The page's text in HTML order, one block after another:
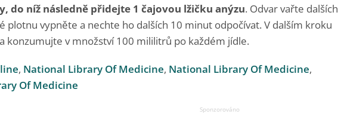
do níž následně přidejte 1 čajovou lžičku anýzu. Odvar vařte dalších
plotnu vypněte a nechte ho dalších 10 minut odpočívat. V dalším kroku
konzumujte v množství 100 mililitrů po každém jídle.
, National Library Of Medicine, National Library Of Medicine,
Of Medicine